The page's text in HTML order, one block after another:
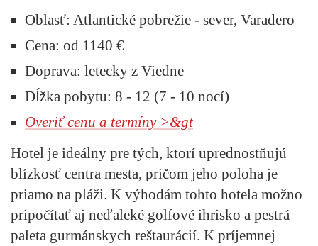
Oblasť: Atlantické pobrežie - sever, Varadero
Cena: od 1140 €
Doprava: letecky z Viedne
Dĺžka pobytu: 8 - 12 (7 - 10 nocí)
Overiť cenu a termíny >&gt
Hotel je ideálny pre tých, ktorí uprednostňujú
blízkosť centra mesta, pričom jeho poloha je
priamo na pláži. K výhodám tohto hotela možno
pripočítať aj neďaleké golfové ihrisko a pestrá
paleta gurmánskych reštaurácií. K príjemnej